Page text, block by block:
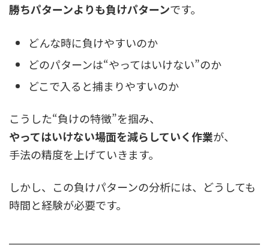
勝ちパターンよりも負けパターンです。
どんな時に負けやすいのか
どのパターンは“やってはいけない”のか
どこで入ると捕まりやすいのか
こうした“負けの特徴”を掴み、
やってはいけない場面を減らしていく作業が、
手法の精度を上げていきます。
しかし、この負けパターンの分析には、どうしても
時間と経験が必要です。